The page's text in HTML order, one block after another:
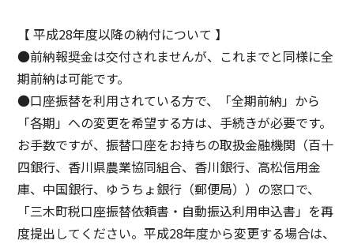
【 平成28年度以降の納付について 】
●前納報奨金は交付されませんが、これまでと同様に全
期前納は可能です。
●口座振替を利用されている方で、「全期前納」から
「各期」への変更を希望する方は、手続きが必要です。
お手数ですが、振替口座をお持ちの取扱金融機関（百十
四銀行、香川県農業協同組合、香川銀行、高松信用金
庫、中国銀行、ゆうちょ銀行（郵便局））の窓口で、
「三木町税口座振替依頼書・自動振込利用申込書」を再
度提出してください。平成28年度から変更する場合は、